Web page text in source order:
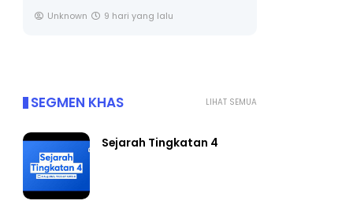
Unknown 9 hari yang lalu
LIHAT SEMUA
SEGMEN KHAS
Sejarah Tingkatan 4